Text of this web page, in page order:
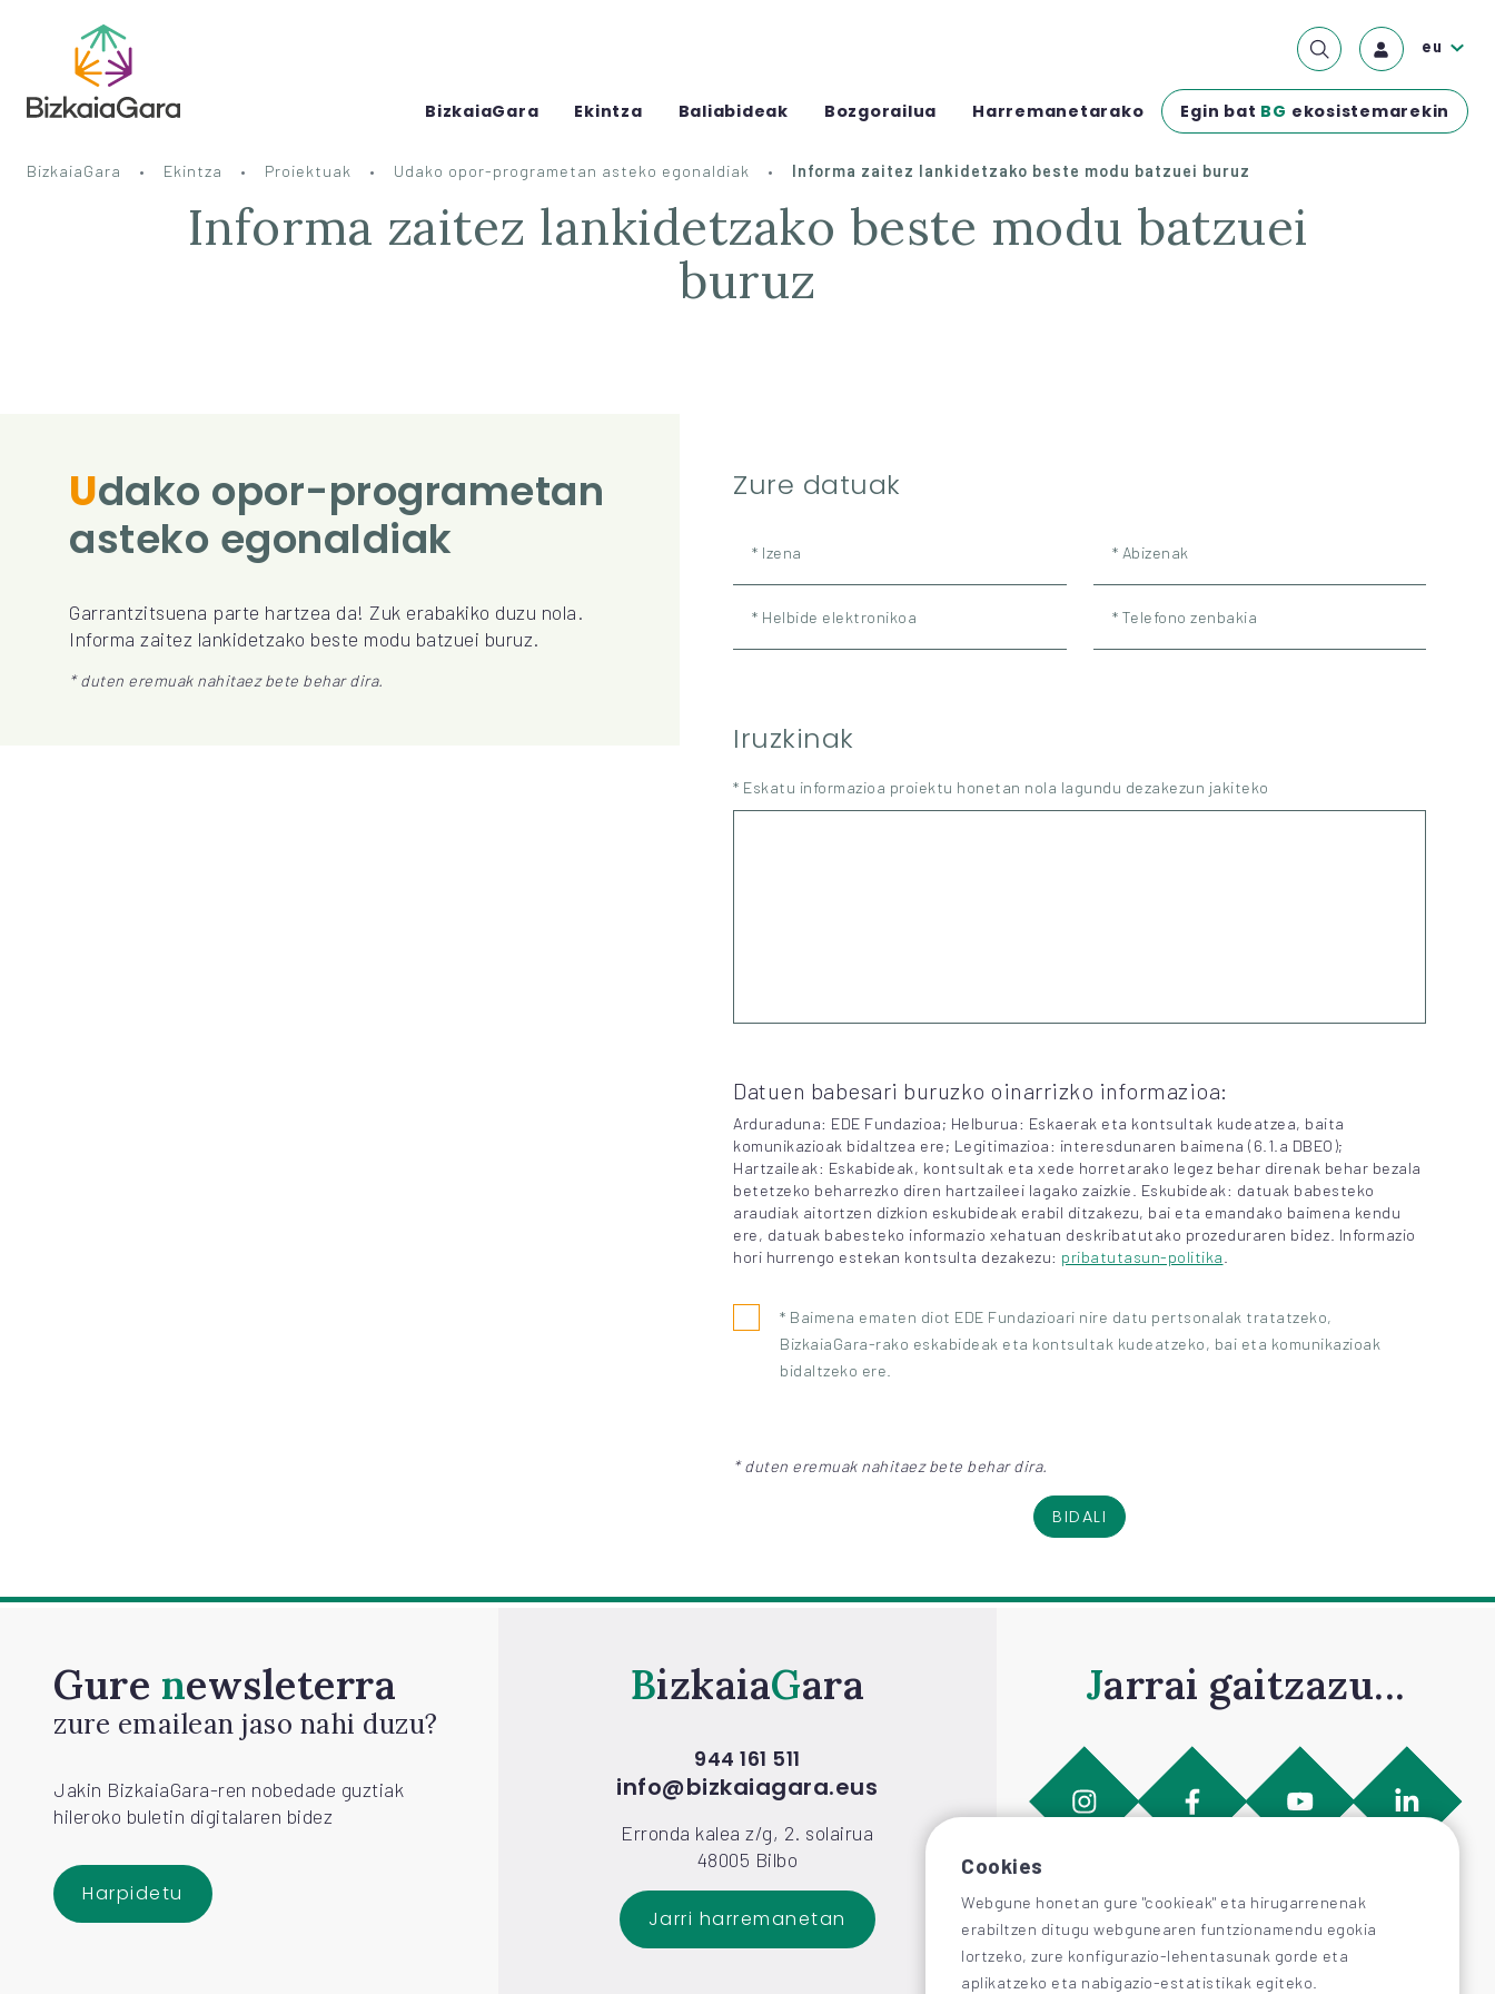
BizkaiaGara Ekintza Baliabideak Bozgorailua Harremanetarako Egin bat BG ekosistemarekin
eu
BizkaiaGara Ekintza Proiektuak Udako opor-programetan asteko egonaldiak Informa zaitez lankidetzako beste modu batzuei buruz
Informa zaitez lankidetzako beste modu batzuei
buruz
Udako opor-programetan
asteko egonaldiak
Garrantzitsuena parte hartzea da! Zuk erabakiko duzu nola.
Informa zaitez lankidetzako beste modu batzuei buruz.
* duten eremuak nahitaez bete behar dira.
Zure datuak
* Izena * Abizenak
* Helbide elektronikoa * Telefono zenbakia
Iruzkinak
* Eskatu informazioa proiektu honetan nola lagundu dezakezun jakiteko
Datuen babesari buruzko oinarrizko informazioa:
Arduraduna: EDE Fundazioa; Helburua: Eskaerak eta kontsultak kudeatzea, baita
komunikazioak bidaltzea ere; Legitimazioa: interesdunaren baimena (6.1.a DBEO);
Hartzaileak: Eskabideak, kontsultak eta xede horretarako legez behar direnak behar bezala
betetzeko beharrezko diren hartzaileei lagako zaizkie. Eskubideak: datuak babesteko
araudiak aitortzen dizkion eskubideak erabil ditzakezu, bai eta emandako baimena kendu
ere, datuak babesteko informazio xehatuan deskribatutako prozeduraren bidez. Informazio
hori hurrengo estekan kontsulta dezakezu: pribatutasun-politika
* Baimena ematen diot EDE Fundazioari nire datu pertsonalak tratatzeko,
BizkaiaGara-rako eskabideak eta kontsultak kudeatzeko, bai eta komunikazioak
bidaltzeko ere.
* duten eremuak nahitaez bete behar dira.
BIDALI
Gure newsleterra
zure emailean jaso nahi duzu?
Jakin BizkaiaGara-ren nobedade guztiak
hileroko buletin digitalaren bidez
Harpidetu
Bizkaia Gara
944 161 511
info@bizkaiagara.eus
Erronda kalea z/g, 2. solairua
48005 Bilbo
Jarri harremanetan
Jarrai gaitzazu...
Cookies
Webgune honetan gure "cookieak" eta hirugarrenenak
erabiltzen ditugu webgunearen funtzionamendu egokia
lortzeko, zure konfigurazio-lehentasunak gorde eta
aplikatzeko eta nabigazio-estatistikak egiteko.